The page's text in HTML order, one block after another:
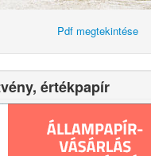
Pdf megtekintése
értékpapír